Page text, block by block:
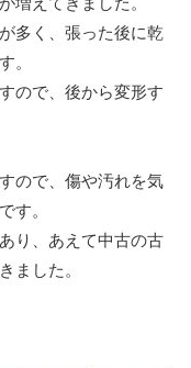
多く、張った後に乾
。
ので、後から変形す
ので、傷や汚れを気
す。
り、あえて中古の古
ました。